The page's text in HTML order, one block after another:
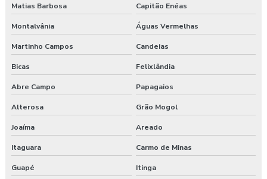
Matias Barbosa Capitão Enéas
Montalvânia Águas Vermelhas
Martinho Campos Candeias
Bicas Felixlândia
Abre Campo Papagaios
Alterosa Grão Mogol
Joaíma Areado
Itaguara Carmo de Minas
Guapé Itinga